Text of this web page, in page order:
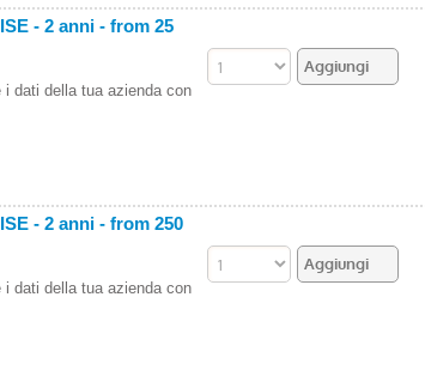
- 2 anni - from 25
dati della tua azienda con
- 2 anni - from 250
dati della tua azienda con